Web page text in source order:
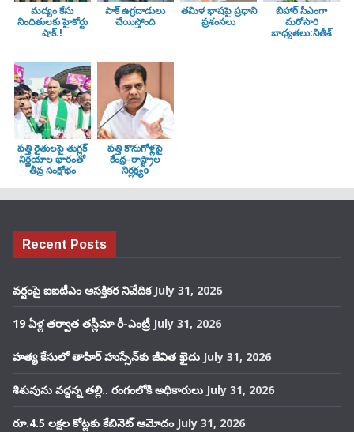
మద్యం కేసు
నిందితులకు హైకోర్టు
షాక్.!
పాక్ ఉగ్రదాడులు
చేయిస్తోంది
తమిళ భాషపై ప్రధాని
ప్రశంసలు
బిహార్ సీఎంగా
మరోసారి
బాధ్యతలు:నితీశ్
పత్తి రైతులపై తుగ్లక్‌
నిర్ణయాల భారంతో
తీవ్ర సంక్షోభం
పత్తి కొనుగోళ్లపై
కేంద్ర–రాష్ట్రాల
నిర్లక్ష్యo
Recent Posts
వర్షంపై ఐఐటీఎం ఆసక్తికర నివేదిక July 31, 2026
19 ఏళ్ల తర్వాత తస్లీమా రీ-ఎంట్రీ July 31, 2026
హత్య కేసులో తాహిర్ హుస్సేన్‌కు జీవిత ఖైదు July 31, 2026
శిశువును వద్దన్న తల్లి.. రంగంలోకి అధికారులు July 31, 2026
రూ.4.5 లక్షల కోట్లకు కేబినెట్ ఆమోదం July 31, 2026